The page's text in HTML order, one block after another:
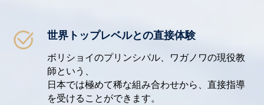
世界トップレベルとの直接体験
ボリショイのプリンシパル、ワガノワの現役教
師という、
日本では極めて稀な組み合わせから、直接指導
を受けることができます。